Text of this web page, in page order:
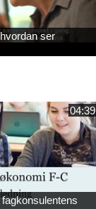
ser
04:39